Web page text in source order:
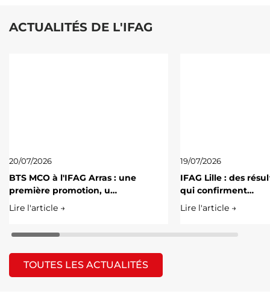
ACTUALITÉS DE L'IFAG
20/07/2026
BTS MCO à l'IFAG Arras : une
première promotion, u…
Lire l'article →
19/07/2026
IFAG Lille : des
qui confirment…
Lire l'article →
TOUTES LES ACTUALITÉS